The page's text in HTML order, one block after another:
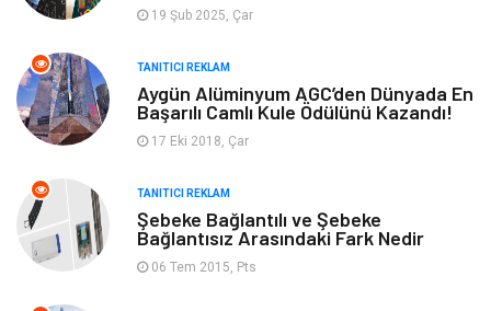
Turizm Finans & Ekonomi
Aksesuar Basın Yayın
Bebek Giyim
19 Şub 2025, Çar
TANITICI REKLAM
Aygün Alüminyum AGC’den Dünyada En
Başarılı Camlı Kule Ödülünü Kazandı!
17 Eki 2018, Çar
TANITICI REKLAM
Şebeke Bağlantılı ve Şebeke
Bağlantısız Arasındaki Fark Nedir
06 Tem 2015, Pts